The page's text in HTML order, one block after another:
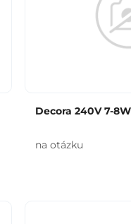
Decora 240V 7-
na otázku